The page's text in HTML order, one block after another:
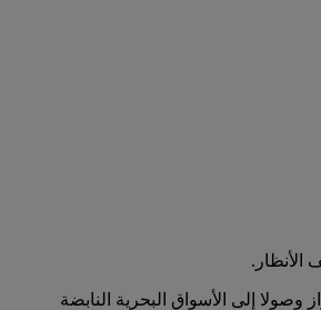
الأنظار.
العالمية الطراز وصولا إلى الأسواق البحرية النابضة